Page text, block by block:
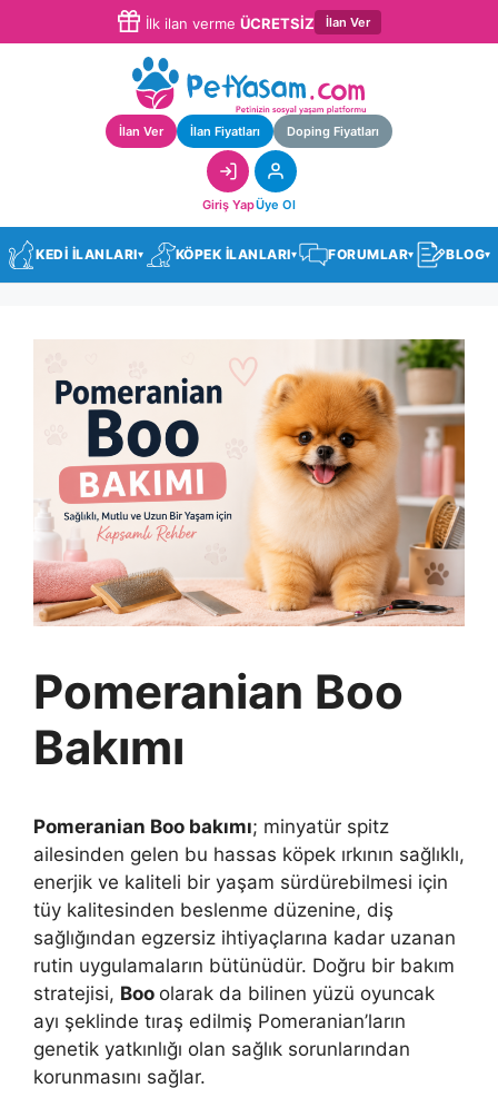
İlk ilan verme ÜCRETSİZ İlan Ver
İlan Ver İlan Fiyatları Doping Fiyatları
Giriş YapÜye Ol
KEDİ İLANLARI▾ KÖPEK İLANLARI▾ FORUMLAR▾ BLOG▾
Pomeranian Boo
Bakımı
Pomeranian Boo bakımı; minyatür spitz
ailesinden gelen bu hassas köpek ırkının sağlıklı,
enerjik ve kaliteli bir yaşam sürdürebilmesi için
tüy kalitesinden beslenme düzenine, diş
sağlığından egzersiz ihtiyaçlarına kadar uzanan
rutin uygulamaların bütünüdür. Doğru bir bakım
stratejisi, Boo olarak da bilinen yüzü oyuncak
ayı şeklinde tıraş edilmiş Pomeranian’ların
genetik yatkınlığı olan sağlık sorunlarından
korunmasını sağlar.